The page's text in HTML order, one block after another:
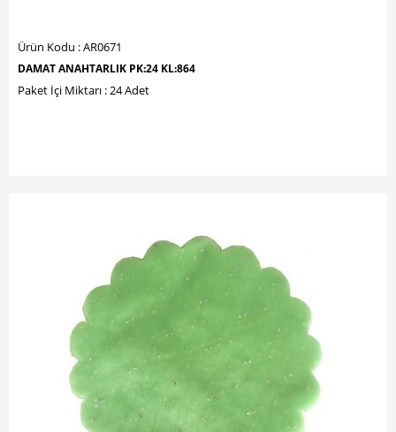
Ürün Kodu : AR0671
DAMAT ANAHTARLIK PK:24 KL:864
Paket İçi Miktarı : 24 Adet